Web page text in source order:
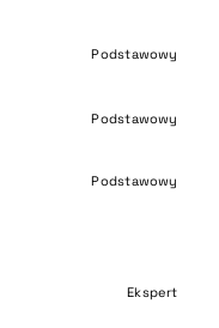
Podstawowy
Podstawowy
Podstawowy
Ekspert